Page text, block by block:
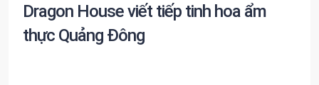
Dragon House viết tiếp tinh hoa ẩm
thực Quảng Đông